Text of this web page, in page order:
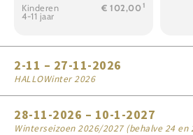
Kinderen
4-11 jaar
€ 102,001
2-11 – 27-11-2026
HALLOWinter 2026
28-11-2026 – 10-1-2027
Winterseizoen 2026/2027 (behalve 24 en